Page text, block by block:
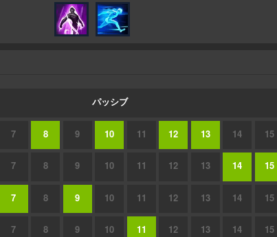
パッシブ
7 8 9 10 11 12 13 14 15
7 8 9 10 11 12 13 14 15
7 8 9 10 11 12 13 14 15
7 8 9 10 11 12 13 14 15